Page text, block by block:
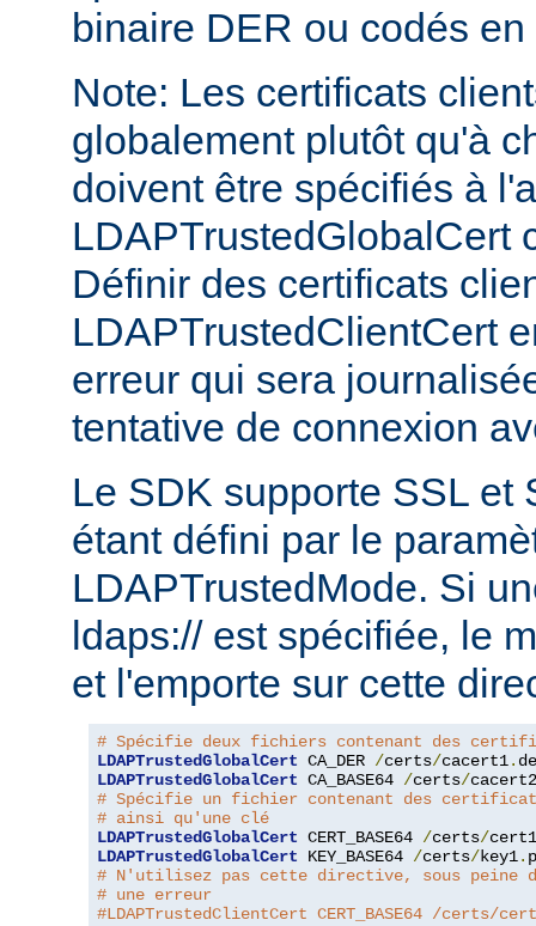
binaire DER ou codés
Note: Les certificats
globalement plutôt qu'à
doivent être spécifiés à
LDAPTrustedGlobalCert
Définir des certificats
LDAPTrustedClientCert
erreur qui sera
tentative de connexion
Le SDK supporte SSL et
étant défini par le
LDAPTrustedMode. Si
ldaps:// est spécifiée, le
et l'emporte sur cette
# Spécifie deux fichiers contenant des
LDAPTrustedGlobalCert CA_DER /certs/cacert1.
LDAPTrustedGlobalCert CA_BASE64 /certs/cacert2
# Spécifie un fichier contenant des
# ainsi qu'une clé
LDAPTrustedGlobalCert CERT_BASE64 /certs/cert1
LDAPTrustedGlobalCert KEY_BASE64 /certs/key1.
# N'utilisez pas cette directive, sous peine
# une erreur
#LDAPTrustedClientCert CERT_BASE64 /certs/